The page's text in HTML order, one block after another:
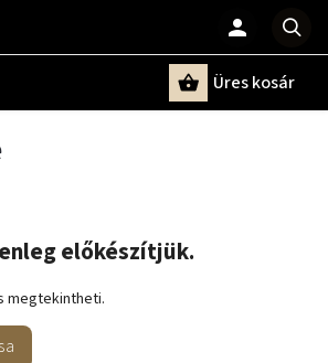
Üres kosár
előkészítjük.
megtekintheti.